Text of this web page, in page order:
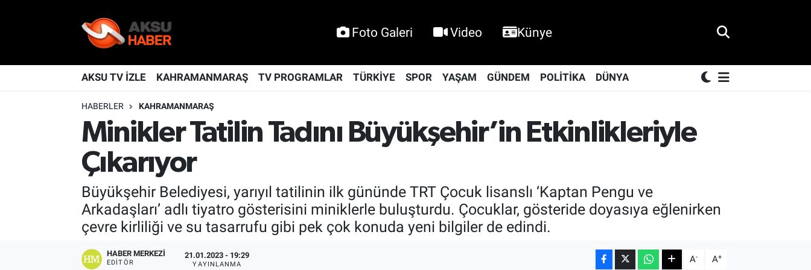
Foto Galeri Video Künye
AKSU TV İZLE KAHRAMANMARAŞ TV PROGRAMLAR TÜRKİYE SPOR YAŞAM GÜNDEM POLİTİKA DÜNYA
HABERLER KAHRAMANMARAŞ
Minikler Tatilin Tadını Büyükşehir’in Etkinlikleriyle
Çıkarıyor
Büyükşehir Belediyesi, yarıyıl tatilinin ilk gününde TRT Çocuk lisanslı ‘Kaptan Pengu ve
Arkadaşları’ adlı tiyatro gösterisini miniklerle buluşturdu. Çocuklar, gösteride doyasıya eğlenirken
çevre kirliliği ve su tasarrufu gibi pek çok konuda yeni bilgiler de edindi.
HABER MERKEZI
EDITÖR
21.01.2023 - 19:29
YAYINLANMA A- A+
KAHRAMANMARAŞ
Nöbetçi Eczaneler
Hava Durumu
Kahramanmaraş Namaz Vakitleri
Trafik Durumu
TFF 2.Lig Kırmızı Grup Puan Durumu ve Fikstür
Tüm Manşetler
Son Dakika Haberleri
Haber Arşivi